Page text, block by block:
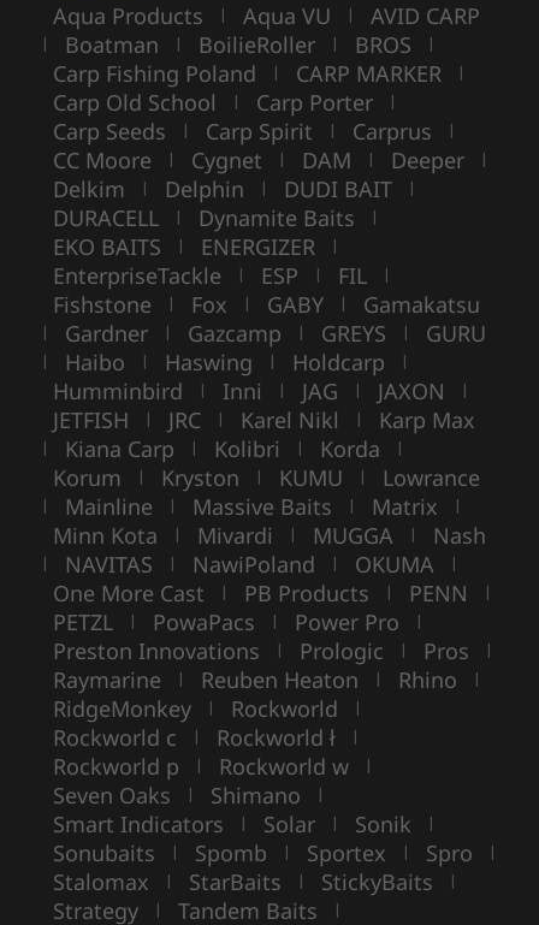
Aqua Products | Aqua VU | AVID CARP
| Boatman | BoilieRoller | BROS |
Carp Fishing Poland | CARP MARKER |
Carp Old School | Carp Porter |
Carp Seeds | Carp Spirit | Carprus |
CC Moore | Cygnet | DAM | Deeper |
Delkim | Delphin | DUDI BAIT |
DURACELL | Dynamite Baits |
EKO BAITS | ENERGIZER |
EnterpriseTackle | ESP | FIL |
Fishstone | Fox | GABY | Gamakatsu
| Gardner | Gazcamp | GREYS | GURU
| Haibo | Haswing | Holdcarp |
Humminbird | Inni | JAG | JAXON |
JETFISH | JRC | Karel Nikl | Karp Max
| Kiana Carp | Kolibri | Korda |
Korum | Kryston | KUMU | Lowrance
| Mainline | Massive Baits | Matrix |
Minn Kota | Mivardi | MUGGA | Nash
| NAVITAS | NawiPoland | OKUMA |
One More Cast | PB Products | PENN |
PETZL | PowaPacs | Power Pro |
Preston Innovations | Prologic | Pros |
Raymarine | Reuben Heaton | Rhino |
RidgeMonkey | Rockworld |
Rockworld c | Rockworld ł |
Rockworld p | Rockworld w |
Seven Oaks | Shimano |
Smart Indicators | Solar | Sonik |
Sonubaits | Spomb | Sportex | Spro |
Stalomax | StarBaits | StickyBaits |
Strategy | Tandem Baits |